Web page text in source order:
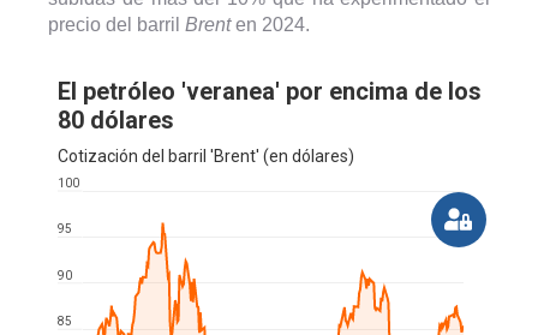
precio del barril Brenten 2024.